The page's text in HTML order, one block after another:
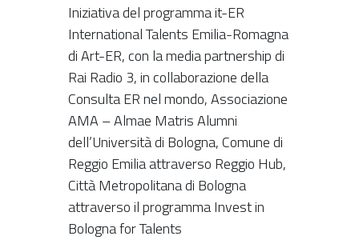
Iniziativa del programma it-ER
International Talents Emilia-Romagna
di Art-ER, con la media partnership di
Rai Radio 3, in collaborazione della
Consulta ER nel mondo, Associazione
AMA – Almae Matris Alumni
dell’Università di Bologna, Comune di
Reggio Emilia attraverso Reggio Hub,
Città Metropolitana di Bologna
attraverso il programma Invest in
Bologna for Talents